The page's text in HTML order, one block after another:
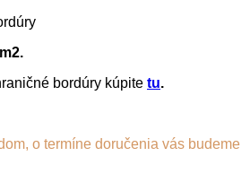
bordúry kúpite tu.
o termíne doručenia vás budeme